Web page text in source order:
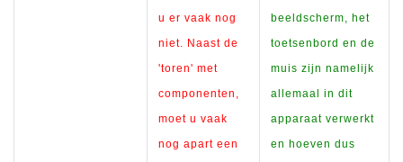
u er vaak nog
niet. Naast de
'toren' met
componenten,
moet u vaak
nog apart een
beeldscherm, het
toetsenbord en de
muis zijn namelijk
allemaal in dit
apparaat verwerkt
en hoeven dus